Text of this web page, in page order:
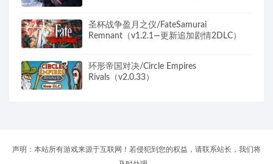
圣杯战争盈月之仪/FateSamurai
Remnant（v1.2.1—更新追加剧情2DLC）
环形帝国对决/Circle Empires
Rivals（v2.0.33）
声明：本站所有游戏来源于互联网！若侵犯到您的权益，请联系站长，我们将